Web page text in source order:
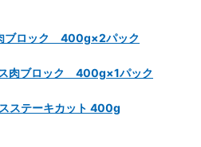
ブロック 400g×2パック
肉ブロック 400g×1パック
ステーキカット 400g